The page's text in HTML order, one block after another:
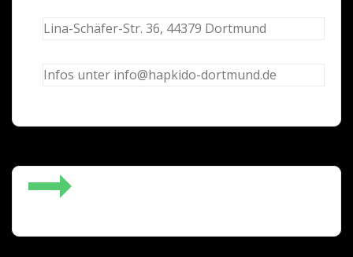
Lina-Schäfer-Str. 36, 44379 Dortmund
Infos unter info@hapkido-dortmund.de